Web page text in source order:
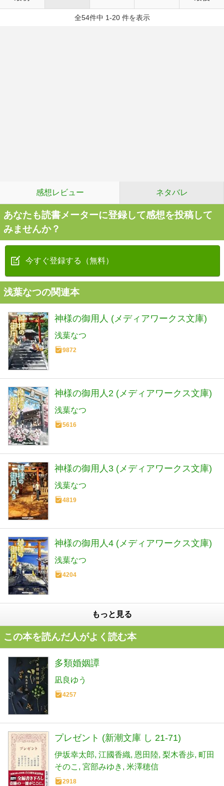
全54件中 1-20 件を表示
感想レビュー ネタバレ
あなたも読書メーターに登録して感想を投稿して
みませんか？
今すぐ登録する（無料）
浅葉なつの関連本
神様の御用人 (メディアワークス文庫)
浅葉なつ
9872
神様の御用人2 (メディアワークス文庫)
浅葉なつ
5616
神様の御用人3 (メディアワークス文庫)
浅葉なつ
4819
神様の御用人4 (メディアワークス文庫)
浅葉なつ
4204
もっと見る
この本を読んだ人がよく読む本
多類婚姻譚
凪良ゆう
4257
プレゼント (新潮文庫 し 21-71)
伊坂幸太郎 江國香織 恩田陸 梨木香歩 町田
そのこ
宮部みゆき 米澤穂信
2918